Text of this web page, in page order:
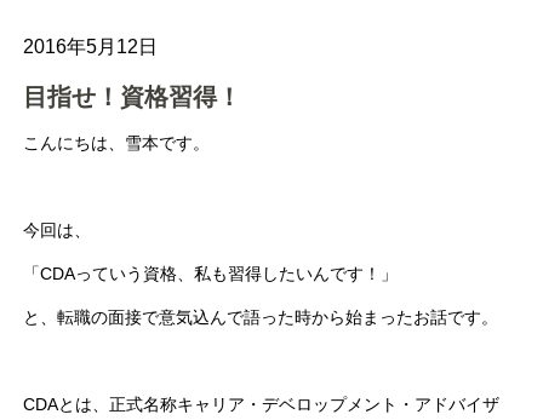
2016年5月12日
目指せ！資格習得！
こんにちは、雪本です。
今回は、
「CDAっていう資格、私も習得したいんです！」
と、転職の面接で意気込んで語った時から始まったお話です。
CDAとは、正式名称キャリア・デベロップメント・アドバイザ